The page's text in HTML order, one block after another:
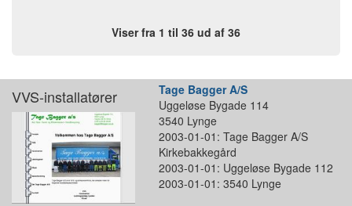
Viser fra 1 til 36 ud af 36
VVS-installatører
Tage Bagger A/S
Uggeløse Bygade 114
3540 Lynge
2003-01-01: Tage Bagger A/S
Kirkebakkegård
2003-01-01: Uggeløse Bygade 112
2003-01-01: 3540 Lynge